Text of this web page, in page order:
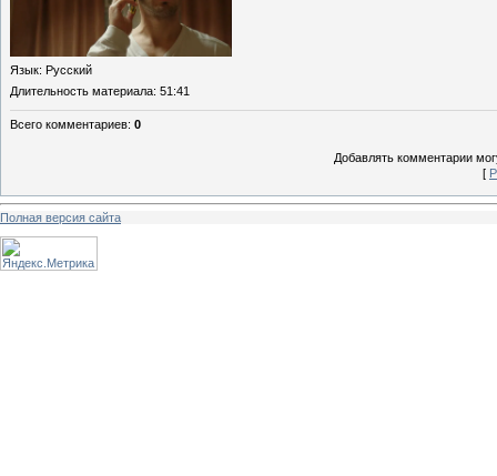
Язык: Русский
Длительность материала: 51:41
Всего комментариев: 0
Добавлять комментарии
[
Полная версия сайта